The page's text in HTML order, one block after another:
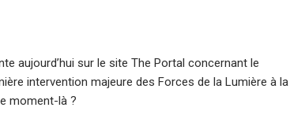
aujourd’hui sur le site The Portal concernant le
intervention majeure des Forces de la Lumière à la
moment-là ?